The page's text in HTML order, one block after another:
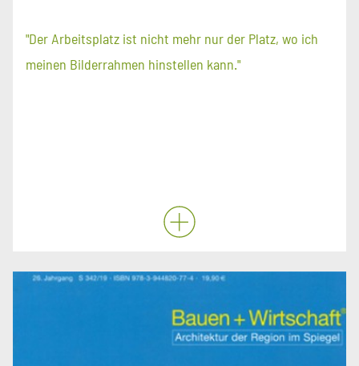
"Der Arbeitsplatz ist nicht mehr nur der Platz, wo ich
meinen Bilderrahmen hinstellen kann."